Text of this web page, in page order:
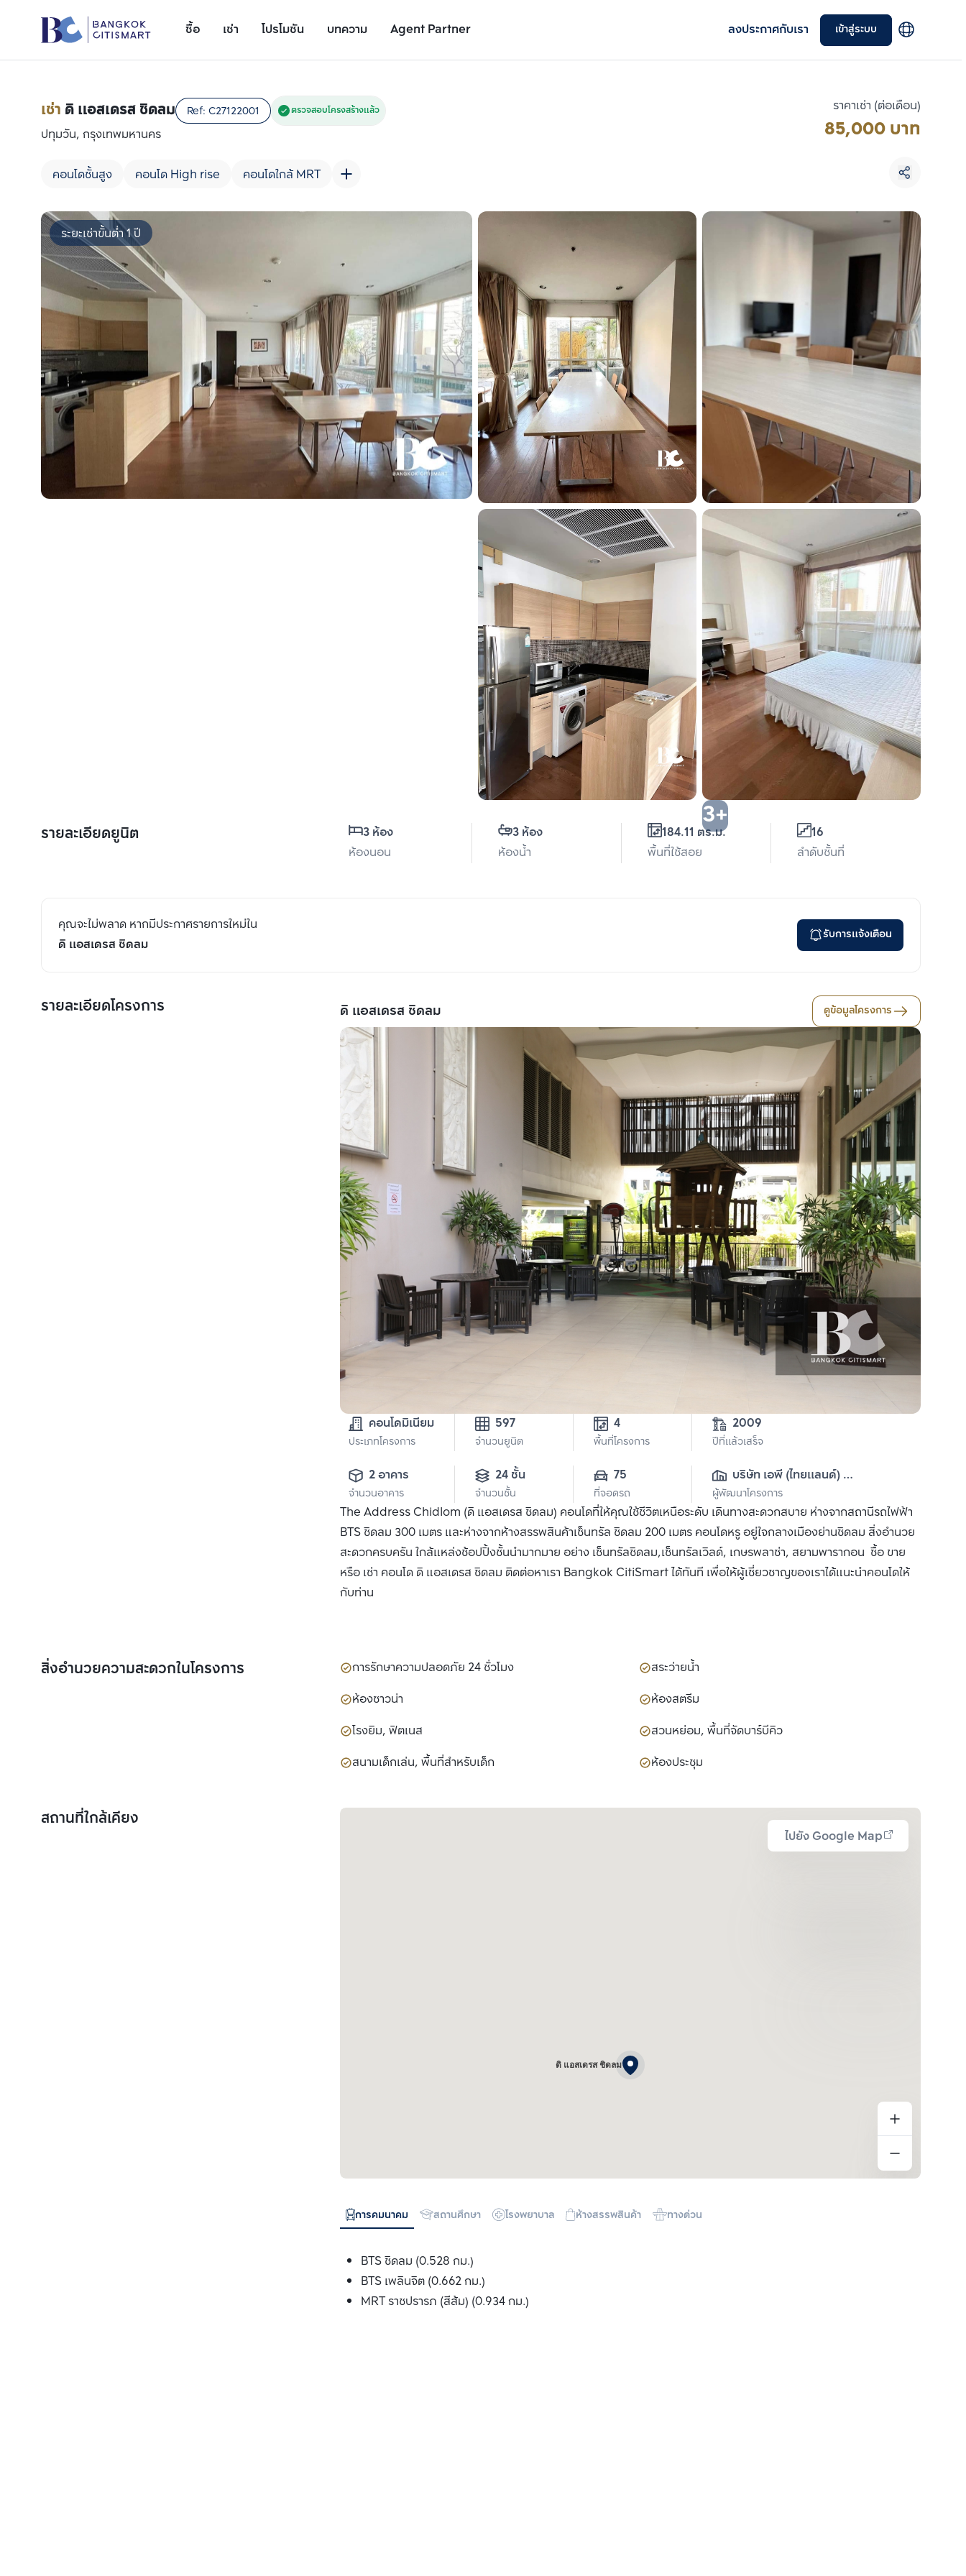
ซื้อ เช่า โปรโมชัน บทความ Agent Partner ลงประกาศกับเรา เข้าสู่ระบบ
รายละเอียดยูนิต
เช่า ดิ แอสเดรส ชิดลม Ref: C27122001 ตรวจสอบโครงสร้างแล้ว
ปทุมวัน, กรุงเทพมหานคร
คอนโดชั้นสูง คอนโด High rise คอนโดใกล้ MRT
ราคาเช่า (ต่อเดือน)
85,000 บาท
3+
ระยะเช่าขั้นต่ำ 1 ปี
รายละเอียดยูนิต
3 ห้อง
ห้องนอน
3 ห้อง
ห้องน้ำ
184.11 ตร.ม.
พื้นที่ใช้สอย
16
ลำดับชั้นที่
คุณจะไม่พลาด หากมีประกาศรายการใหม่ใน
ดิ แอสเดรส ชิดลม
รับการแจ้งเตือน
รายละเอียดโครงการ ดิ แอสเดรส ชิดลม ดูข้อมูลโครงการ
คอนโดมิเนียม
ประเภทโครงการ
597
จำนวนยูนิต
4
พื้นที่โครงการ
2009
ปีที่แล้วเสร็จ
2 อาคาร
จำนวนอาคาร
24 ชั้น
จำนวนชั้น
75
ที่จอดรถ
บริษัท เอพี (ไทยแลนด์)
จำกัด(มหาชน)
ผู้พัฒนาโครงการ
The Address Chidlom (ดิ แอสเดรส ชิดลม) คอนโดที่ให้คุณใช้ชีวิตเหนือระดับ เดินทางสะดวกสบาย ห่างจากสถานีรถไฟฟ้า
BTS ชิดลม 300 เมตร และห่างจากห้างสรรพสินค้าเซ็นทรัล ชิดลม 200 เมตร คอนโดหรู อยู่ใจกลางเมืองย่านชิดลม สิ่งอำนวย
สะดวกครบครัน ใกล้แหล่งช้อปปิ้งชั้นนำมากมาย อย่าง เซ็นทรัลชิดลม,เซ็นทรัลเวิลด์, เกษรพลาซ่า, สยามพารากอน ซื้อ ขาย
หรือ เช่า คอนโด ดิ แอสเดรส ชิดลม ติดต่อหาเรา Bangkok CitiSmart ได้ทันที เพื่อให้ผู้เชี่ยวชาญของเราได้แนะนำคอนโดให้
กับท่าน
สิ่งอำนวยความสะดวกในโครงการ การรักษาความปลอดภัย 24 ชั่วโมง
สระว่ายน้ำ
ห้องซาวน่า
ห้องสตรีม
โรงยิม, ฟิตเนส
สวนหย่อม, พื้นที่จัดบาร์บีคิว
สนามเด็กเล่น, พื้นที่สำหรับเด็ก
ห้องประชุม
สถานที่ใกล้เคียง
ไปยัง Google Map
ดิ แอสเดรส ชิดลม
การคมนาคม สถานศึกษา โรงพยาบาล ห้างสรรพสินค้า ทางด่วน
BTS ชิดลม (0.528 กม.)
BTS เพลินจิต (0.662 กม.)
MRT ราชปรารภ (สีส้ม) (0.934 กม.)
เพิ่มยูนิตเปรียบเทียบ
รายการที่ 1
เพิ่มยูนิตเปรียบเทียบ
เลือกยูนิตเพื่อเปรียบเทียบ